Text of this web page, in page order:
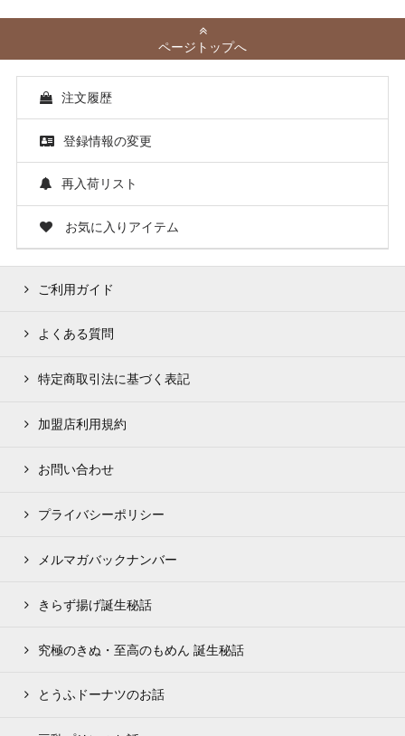
ページトップへ
注文履歴
登録情報の変更
再入荷リスト
お気に入りアイテム
ご利用ガイド
よくある質問
特定商取引法に基づく表記
加盟店利用規約
お問い合わせ
プライバシーポリシー
メルマガバックナンバー
きらず揚げ誕生秘話
究極のきぬ・至高のもめん 誕生秘話
とうふドーナツのお話